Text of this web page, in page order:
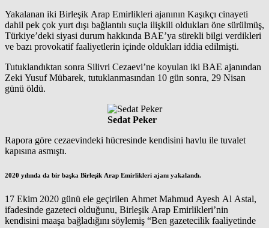
Yakalanan iki Birleşik Arap Emirlikleri ajanının Kaşıkçı cinayeti
dahil pek çok yurt dışı bağlantılı suçla ilişkili oldukları öne sürülmüş,
Türkiye’deki siyasi durum hakkında BAE’ya sürekli bilgi verdikleri
ve bazı provokatif faaliyetlerin içinde oldukları iddia edilmişti.
Tutuklandıktan sonra Silivri Cezaevi’ne koyulan iki BAE ajanından
Zeki Yusuf Mübarek, tutuklanmasından 10 gün sonra, 29 Nisan
günü öldü.
Sedat Peker
Rapora göre cezaevindeki hücresinde kendisini havlu ile tuvalet
kapısına asmıştı.
2020 yılında da bir başka Birleşik Arap Emirlikleri ajanı yakalandı.
17 Ekim 2020 günü ele geçirilen Ahmet Mahmud Ayesh Al Astal,
ifadesinde gazeteci olduğunu, Birleşik Arap Emirlikleri’nin
kendisini maaşa bağladığını söylemiş “Ben gazetecilik faaliyetinde